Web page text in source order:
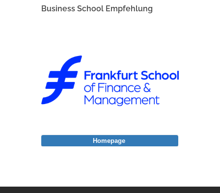
Business School Empfehlung
Homepage